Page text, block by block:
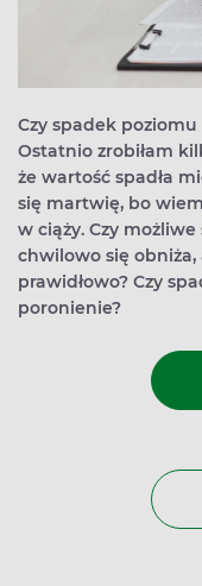
Czy spadek poziomu
Ostatnio zrobiłam
że wartość spadła
się martwię, bo
w ciąży. Czy
chwilowo się
prawidłowo? Czy
poronienie?